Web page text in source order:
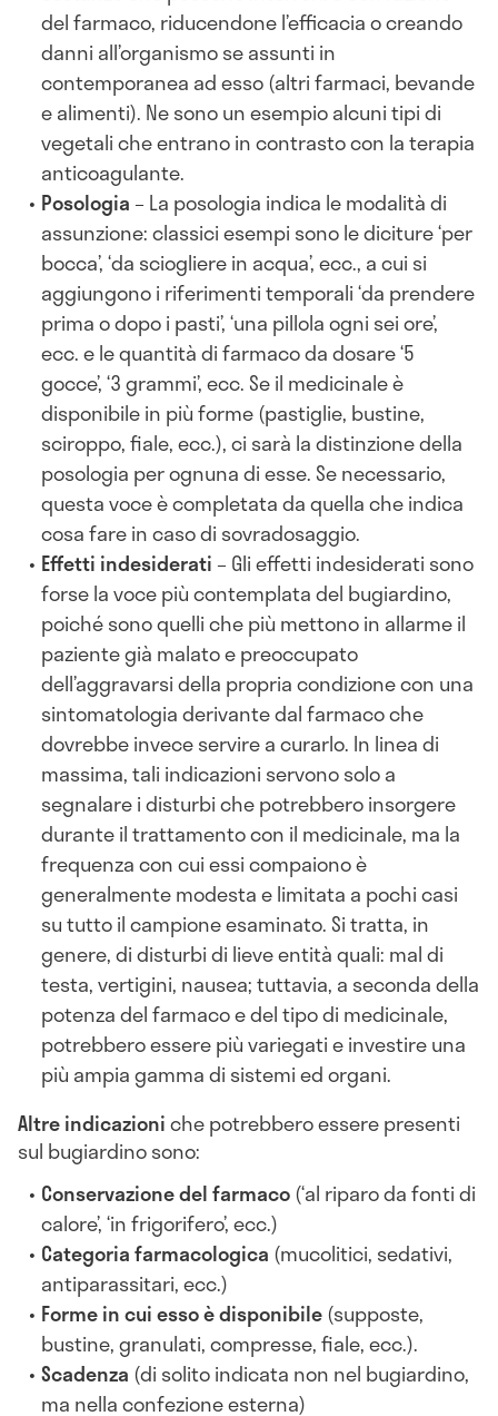
del farmaco, riducendone l’efficacia o creando
danni all’organismo se assunti in
contemporanea ad esso (altri farmaci, bevande
e alimenti). Ne sono un esempio alcuni tipi di
vegetali che entrano in contrasto con la terapia
anticoagulante.
Posologia – La posologia indica le modalità di
assunzione: classici esempi sono le diciture ‘per
bocca’, ‘da sciogliere in acqua’, ecc., a cui si
aggiungono i riferimenti temporali ‘da prendere
prima o dopo i pasti’, ‘una pillola ogni sei ore’,
ecc. e le quantità di farmaco da dosare ‘5
gocce’, ‘3 grammi’, ecc. Se il medicinale è
disponibile in più forme (pastiglie, bustine,
sciroppo, fiale, ecc.), ci sarà la distinzione della
posologia per ognuna di esse. Se necessario,
questa voce è completata da quella che indica
cosa fare in caso di sovradosaggio.
Effetti indesiderati – Gli effetti indesiderati sono
forse la voce più contemplata del bugiardino,
poiché sono quelli che più mettono in allarme il
paziente già malato e preoccupato
dell’aggravarsi della propria condizione con una
sintomatologia derivante dal farmaco che
dovrebbe invece servire a curarlo. In linea di
massima, tali indicazioni servono solo a
segnalare i disturbi che potrebbero insorgere
durante il trattamento con il medicinale, ma la
frequenza con cui essi compaiono è
generalmente modesta e limitata a pochi casi
su tutto il campione esaminato. Si tratta, in
genere, di disturbi di lieve entità quali: mal di
testa, vertigini, nausea; tuttavia, a seconda della
potenza del farmaco e del tipo di medicinale,
potrebbero essere più variegati e investire una
più ampia gamma di sistemi ed organi.
Altre indicazioniche potrebbero essere presenti
sul bugiardino sono:
Conservazione del farmaco(‘al riparo da fonti di
calore’, ‘in frigorifero’, ecc.)
Categoriafarmacologica (mucolitici, sedativi,
antiparassitari, ecc.)
Forme in cui esso è disponibile(supposte,
bustine, granulati, compresse, fiale, ecc.).
Scadenza (di solito indicata non nel bugiardino,
ma nella confezione esterna)